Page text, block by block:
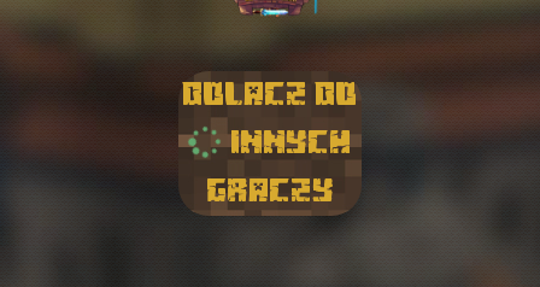
Dolacz do
innych
graczy